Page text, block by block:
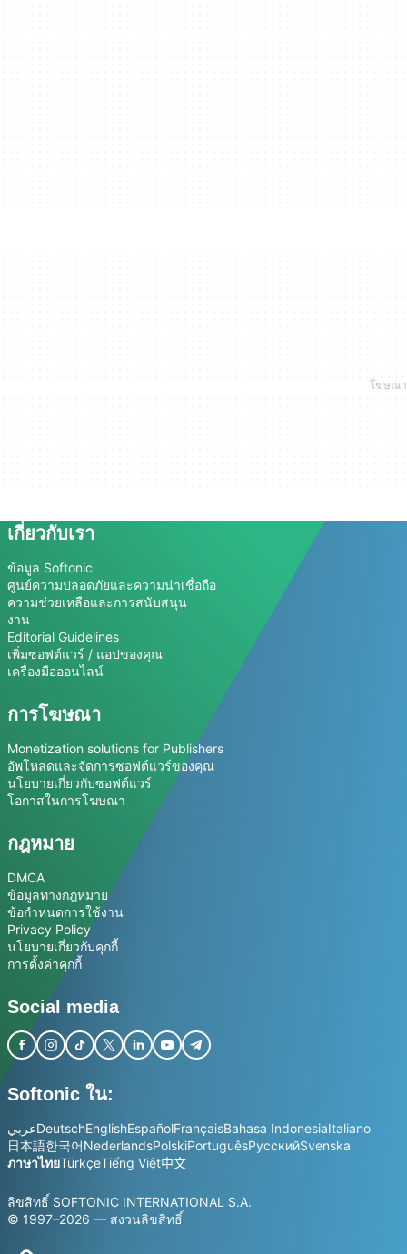
เกี่ยวกับเรา
ข้อมูล Softonic
ศูนย์ความปลอดภัยและความน่าเชื่อถือ
ความช่วยเหลือและการสนับสนุน
งาน
Editorial Guidelines
เพิ่มซอฟต์แวร์ / แอปของคุณ
เครื่องมือออนไลน์
การโฆษณา
Monetization solutions for Publishers
อัพโหลดและจัดการซอฟต์แวร์ของคุณ
นโยบายเกี่ยวกับซอฟต์แวร์
โอกาสในการโฆษณา
กฎหมาย
DMCA
ข้อมูลทางกฎหมาย
ข้อกำหนดการใช้งาน
Privacy Policy
นโยบายเกี่ยวกับคุกกี้
การตั้งค่าคุกกี้
Social media
Softonic ใน:
عربيDeutschEnglishEspañolFrançaisBahasa IndonesiaItaliano
日本語한국어NederlandsPolskiPortuguêsРусскийSvenska
ภาษาไทยTürkçeTiếng Việt中文
ลิขสิทธิ์ SOFTONIC INTERNATIONAL S.A.
© 1997–2026 — สงวนลิขสิทธิ์